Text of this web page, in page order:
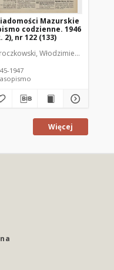
Redaktor
Mazurskie
codzienne. 1946
2), nr 122 (133)
Włodzimierz (1902-
1947
Więcej